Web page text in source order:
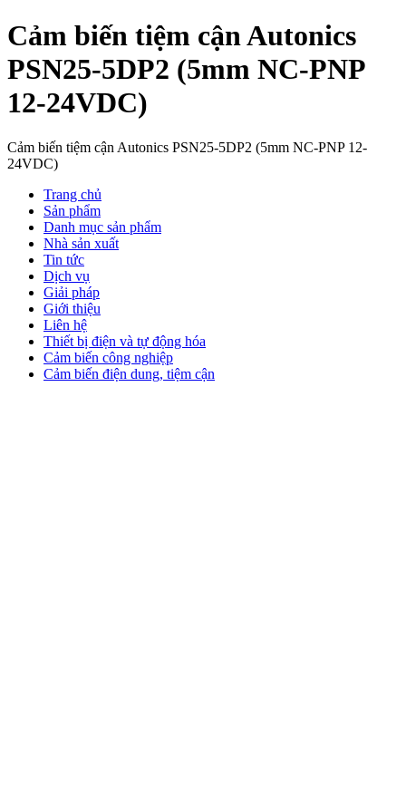
Cảm biến tiệm cận Autonics
PSN25-5DP2 (5mm NC-PNP
12-24VDC)
Cảm biến tiệm cận Autonics PSN25-5DP2 (5mm NC-PNP 12-
24VDC)
Trang chủ
Sản phẩm
Danh mục sản phẩm
Nhà sản xuất
Tin tức
Dịch vụ
Giải pháp
Giới thiệu
Liên hệ
Thiết bị điện và tự động hóa
Cảm biến công nghiệp
Cảm biến điện dung, tiệm cận